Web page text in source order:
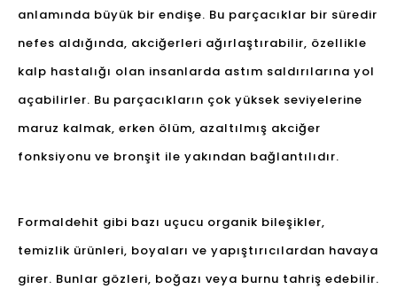
anlamında büyük bir endişe. Bu parçacıklar bir süredir
nefes aldığında, akciğerleri ağırlaştırabilir, özellikle
kalp hastalığı olan insanlarda astım saldırılarına yol
açabilirler. Bu parçacıkların çok yüksek seviyelerine
maruz kalmak, erken ölüm, azaltılmış akciğer
fonksiyonu ve bronşit ile yakından bağlantılıdır.
Formaldehit gibi bazı uçucu organik bileşikler,
temizlik ürünleri, boyaları ve yapıştırıcılardan havaya
girer. Bunlar gözleri, boğazı veya burnu tahriş edebilir.